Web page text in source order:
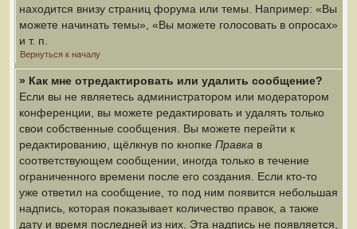
находится внизу страниц форума или темы. Например: «Вы
можете начинать темы», «Вы можете голосовать в опросах»
и т. п.
Вернуться к началу
» Как мне отредактировать или удалить сообщение?
Если вы не являетесь администратором или модератором
конференции, вы можете редактировать и удалять только
свои собственные сообщения. Вы можете перейти к
редактированию, щёлкнув по кнопке Правка в
соответствующем сообщении, иногда только в течение
ограниченного времени после его создания. Если кто-то
уже ответил на сообщение, то под ним появится небольшая
надпись, которая показывает количество правок, а также
дату и время последней из них. Эта надпись не появляется,